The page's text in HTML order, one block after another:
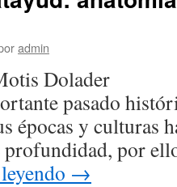
admin
Motis Dolader
pasado
épocas y culturas
por
→